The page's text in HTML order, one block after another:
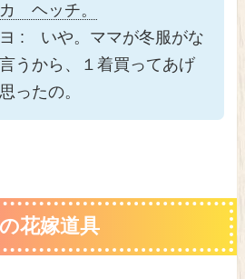
ヘッチ。
: いや。ママが冬服がな
うから、１着買ってあげ
ったの。
花嫁道具